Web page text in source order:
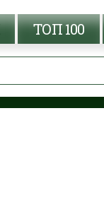
ТОП 100